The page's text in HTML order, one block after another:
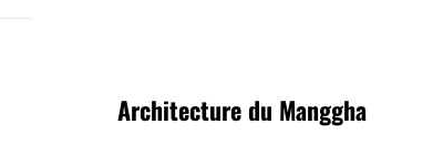
Architecture du Manggha